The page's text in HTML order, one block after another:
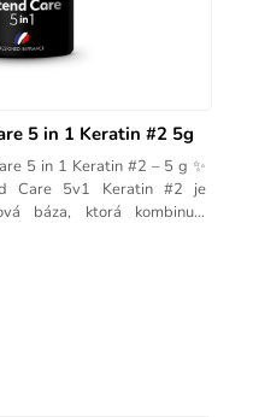
5 in 1 Keratin #2 5g
5 in 1 Keratin #2 – 5 g ✨
Care 5v1 Keratin #2 je
báza, ktorá kombinuje